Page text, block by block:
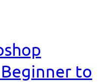
to